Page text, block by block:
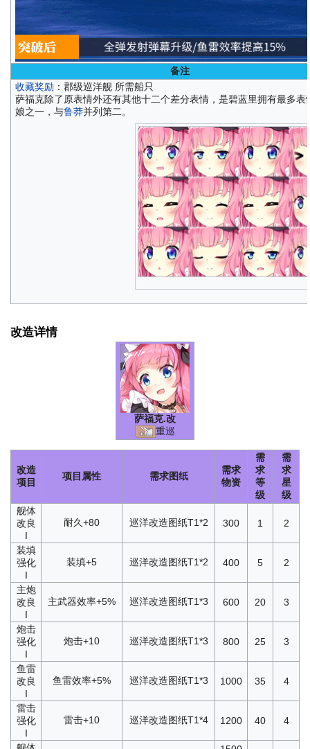
备注
收藏奖励：郡级巡洋舰 所需船只
萨福克除了原表情外还有其他十二个差分表情，是碧蓝里拥有最多表
娘之一，与鲁莽并列第二。
改造详情
萨福克.改
重巡
改造
项目
项目属性 需求图纸
需求
物资
需
求
等
级
需
求
星
级
舰体
改良
I
耐久+80 巡洋改造图纸T1*2 300 1 2
装填
强化
I
装填+5 巡洋改造图纸T1*2 400 5 2
主炮
改良
I
主武器效率+5% 巡洋改造图纸T1*3 600 20 3
炮击
强化
I
炮击+10 巡洋改造图纸T1*3 800 25 3
鱼雷
改良
I
鱼雷效率+5% 巡洋改造图纸T1*3 1000 35 4
雷击
强化
I
雷击+10 巡洋改造图纸T1*4 1200 40 4